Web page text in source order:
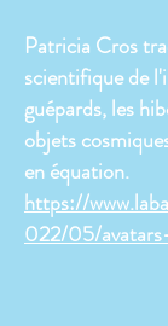
Patricia Cros
scientifique de
guépards, les
objets
en équation.
https://
022/05/